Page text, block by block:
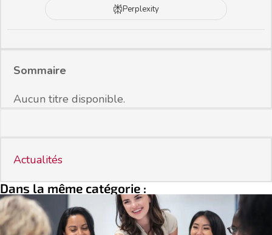
Perplexity
Sommaire
Aucun titre disponible.
Actualités
Dans la même catégorie :